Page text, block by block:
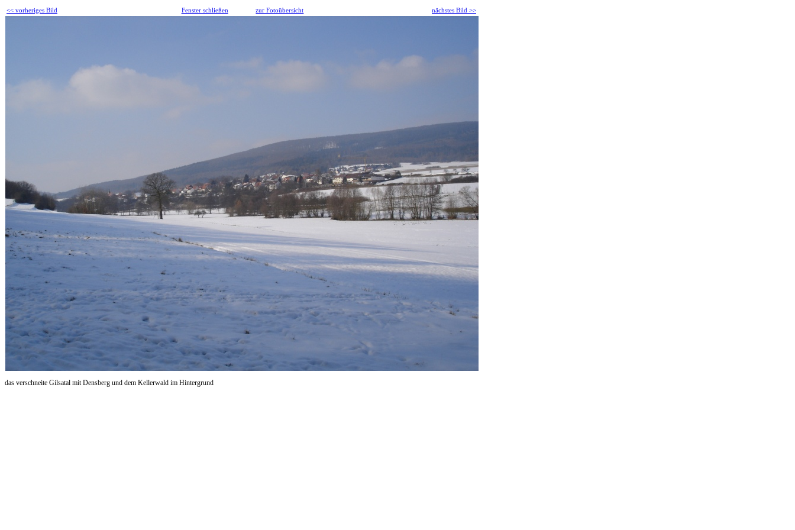
<< vorheriges Bild Fenster schließen zur Fotoübersicht nächstes Bild >>
das verschneite Gilsatal mit Densberg und dem Kellerwald im Hintergrund